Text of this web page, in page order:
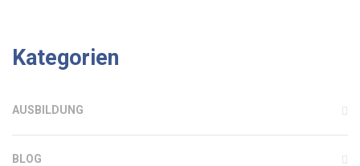
Kategorien
AUSBILDUNG
BLOG